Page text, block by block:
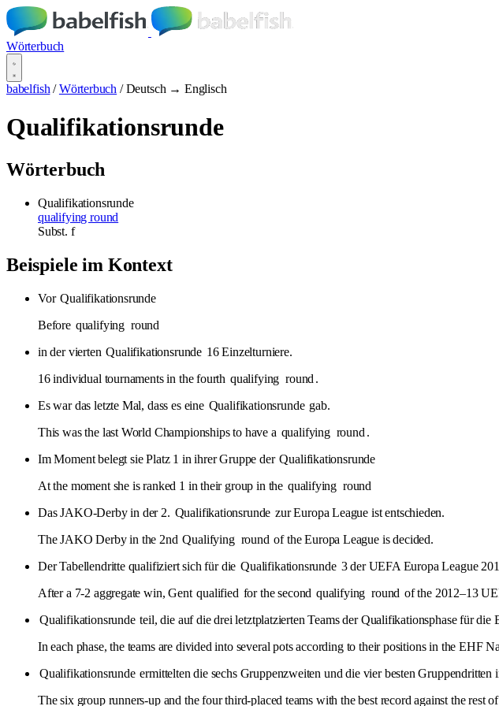
Wörterbuch
babelfish / Wörterbuch / Deutsch → Englisch
Qualifikationsrunde
Wörterbuch
Qualifikationsrunde
qualifying round
Subst. f
Beispiele im Kontext
Vor Qualifikationsrunde
Before qualifying round
in der vierten Qualifikationsrunde 16 Einzelturniere.
16 individual tournaments in the fourth qualifying round .
Es war das letzte Mal, dass es eine Qualifikationsrunde gab.
This was the last World Championships to have a qualifying round .
Im Moment belegt sie Platz 1 in ihrer Gruppe der Qualifikationsrunde
At the moment she is ranked 1 in their group in the qualifying round
Das JAKO-Derby in der 2. Qualifikationsrunde zur Europa League ist entschieden.
The JAKO Derby in the 2nd Qualifying round of the Europa League is decided.
Der Tabellendritte qualifiziert sich für die Qualifikationsrunde 3 der UEFA Europa League
After a 7-2 aggregate win, Gent qualified for the second qualifying round of the 2012–13
Qualifikationsrunde teil, die auf die drei letztplatzierten Teams der Qualifikationsphase für
In each phase, the teams are divided into several pots according to their positions in the EHF
Qualifikationsrunde ermittelten die sechs Gruppenzweiten und die vier besten
The six group runners-up and the four third-placed teams with the best record against the